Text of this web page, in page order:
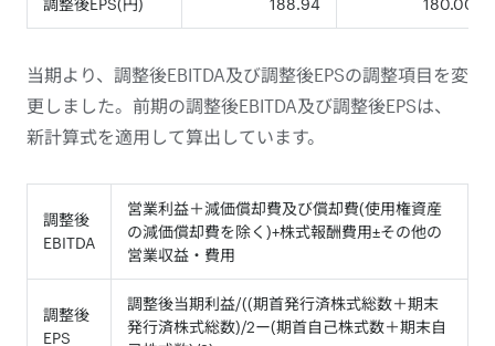
調整後EPS(円) 188.94 180.00
当期より、調整後EBITDA及び調整後EPSの調整項目を変
更しました。前期の調整後EBITDA及び調整後EPSは、
新計算式を適用して算出しています。
調整後
EBITDA
営業利益＋減価償却費及び償却費(使用権資産
の減価償却費を除く)+株式報酬費用±その他の
営業収益・費用
調整後
EPS
調整後当期利益/((期首発行済株式総数＋期末
発行済株式総数)/2ー(期首自己株式数＋期末自